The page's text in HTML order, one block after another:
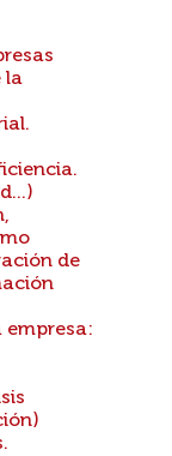
la
de
empresa: